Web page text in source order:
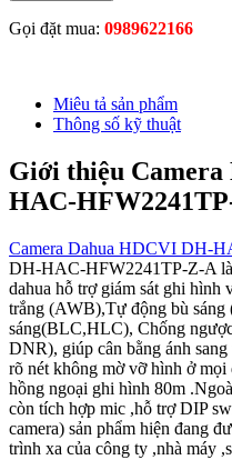
Gọi đặt mua: 0989622166
Miêu tả sản phẩm
Thông số kỹ thuật
Giới thiệu
HAC-
Camera Dahua HDCVI DH-
DH-HAC-HFW2241TP-Z-A là
dahua hỗ trợ giám sát ghi hình
trắng (AWB),Tự động bù
sáng(BLC,HLC), Chống
DNR), giúp cân bằng ánh
rõ nét không mờ vỡ hình ở mọi
hồng ngoại ghi hình 80m
còn tích hợp mic ,hỗ trợ DIP
camera) sản phẩm hiện đang
trình xa của công ty ,nhà máy